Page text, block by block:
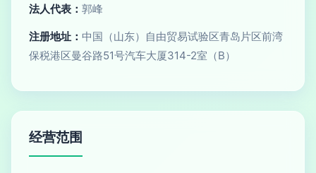
法人代表： 郭峰
注册地址： 中国（山东）自由贸易试验区青岛片区前湾
保税港区曼谷路51号汽车大厦314-2室（B）
经营范围